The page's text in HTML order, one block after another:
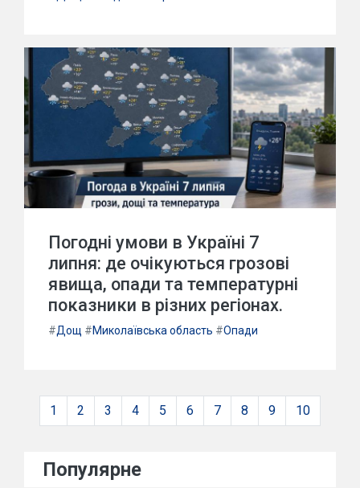
Погодні умови в Україні 7
липня: де очікуються грозові
явища, опади та температурні
показники в різних регіонах.
#Дощ #Миколаївська область #Опади
1 2 3 4 5 6 7 8 9 10
Популярне